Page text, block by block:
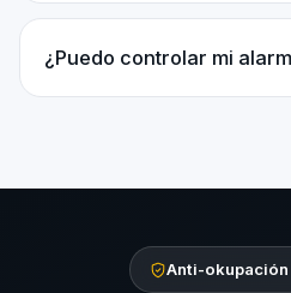
¿Puedo controlar mi
Anti-